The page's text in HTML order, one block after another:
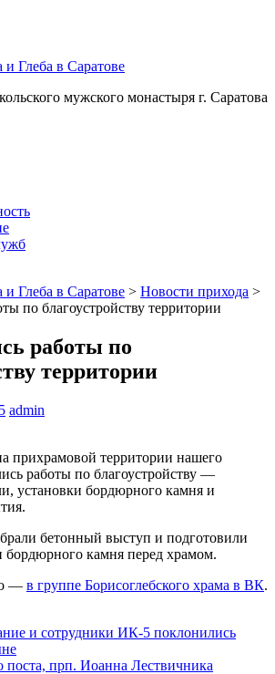
Глеба в Саратове
мужского монастыря г. Саратова
Глеба в Саратове > Новости прихода >
по благоустройству территории
работы по
территории
admin
прихрамовой территории нашего
работы по благоустройству —
установки бордюрного камня и
бетонный выступ и подготовили
бордюрного камня перед храмом.
— в группе Борисоглебского храма в ВК.
и сотрудники ИК-5 поклонились
поста, прп. Иоанна Лествичника